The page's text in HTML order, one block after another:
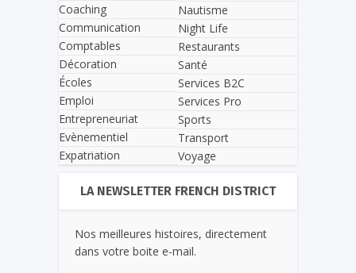
Coaching
Communication
Comptables
Décoration
Écoles
Emploi
Entrepreneuriat
Evènementiel
Expatriation
Nautisme
Night Life
Restaurants
Santé
Services B2C
Services Pro
Sports
Transport
Voyage
LA NEWSLETTER FRENCH DISTRICT
Nos meilleures histoires, directement
dans votre boite e-mail.